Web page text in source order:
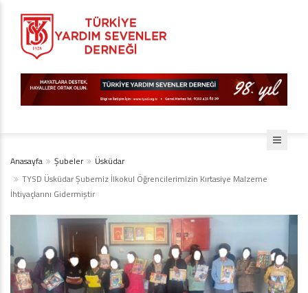
Anasayfa Şubeler
Üsküdar
TYSD Üsküdar Şubemiz İlkokul Öğrencilerimizin Kırtasiye Malzeme
İhtiyaçlarını Gidermiştir